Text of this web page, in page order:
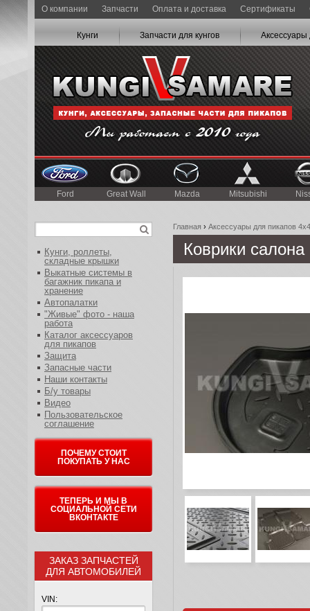
О компании Запчасти Оплата и доставка Сертификаты
Кунги Запчасти для кунгов Аксессуары
Ford Great Wall Mazda Mitsubishi
Главная › Аксессуары для пикапов 4x4
Коврики салона
Кунги, роллеты,
складные крышки
Выкатные системы в
багажник пикапа и
хранение
Автопалатки
"Живые" фото - наша
работа
Каталог аксессуаров
для пикапов
Защита
Запасные части
Наши контакты
Б/у товары
Видео
Пользовательское
соглашение
ПОЧЕМУ СТОИТ
ПОКУПАТЬ У НАС
ТЕПЕРЬ И МЫ В
СОЦИАЛЬНОЙ СЕТИ
ВКОНТАКТЕ
ЗАКАЗ ЗАПЧАСТЕЙ
ДЛЯ АВТОМОБИЛЕЙ
VIN: